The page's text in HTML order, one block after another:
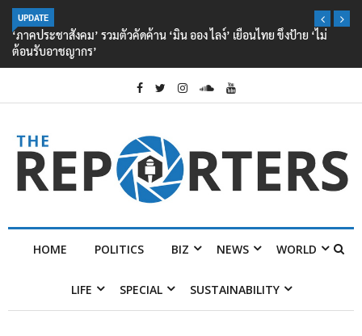
UPDATE
‘ภาคประชาสังคม’ รวมตัวคัดค้าน ‘มิน ออง ไลง์’ เยือนไทย ขึงป้าย ‘ไม่
ต้อนรับอาชญากร’
HOME POLITICS BIZ NEWS WORLD
LIFE SPECIAL SUSTAINABILITY